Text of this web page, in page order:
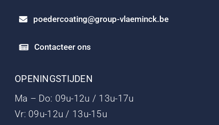
poedercoating@group-vlaeminck.be
Contacteer ons
OPENINGSTIJDEN
Ma – Do: 09u-12u / 13u-17u
Vr: 09u-12u / 13u-15u